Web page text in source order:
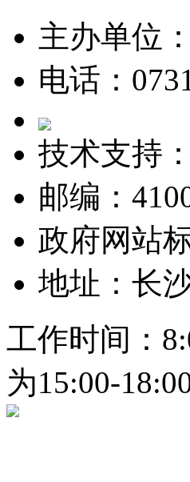
主办单位
电话：
技术支持
邮编：
政府网站
地址：长
工作时间：
为15:00-